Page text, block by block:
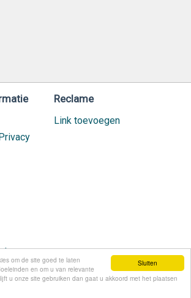
Sluiten
om de site goed te laten
en om u van relevante
u onze site gebruiken dan gaat u akkoord met het plaatsen
Reclame
Link toevoegen